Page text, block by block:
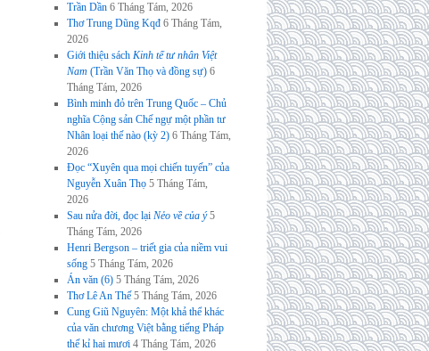
Trần Dần 6 Tháng Tám, 2026
Thơ Trung Dũng Kqđ 6 Tháng Tám,
2026
Giới thiệu sách Kinh tế tư nhân Việt
Nam (Trần Văn Thọ và đồng sự) 6
Tháng Tám, 2026
Bình minh đỏ trên Trung Quốc – Chủ
nghĩa Cộng sản Chế ngự một phần tư
Nhân loại thế nào (kỳ 2) 6 Tháng Tám,
2026
Đọc “Xuyên qua mọi chiến tuyến” của
Nguyễn Xuân Thọ 5 Tháng Tám,
2026
Sau nửa đời, đọc lại Nẻo về của ý 5
Tháng Tám, 2026
Henri Bergson – triết gia của niềm vui
sống 5 Tháng Tám, 2026
Án văn (6) 5 Tháng Tám, 2026
Thơ Lê An Thế 5 Tháng Tám, 2026
Cung Giũ Nguyên: Một khả thể khác
của văn chương Việt bằng tiếng Pháp
thế kỉ hai mươi 4 Tháng Tám, 2026